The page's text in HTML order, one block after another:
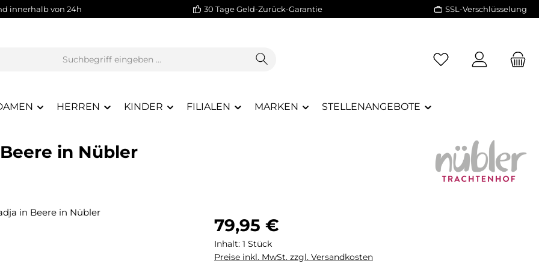
innerhalb von 24h 30 Tage Geld-Zurück-Garantie SSL-Verschlüsselung
HERREN KINDER FILIALEN MARKEN STELLENANGEBOTE
in Nübler
Regulärer Preis:
79,95 €
Inhalt: 1 Stück
Preise inkl. MwSt. zzgl. Versandkosten